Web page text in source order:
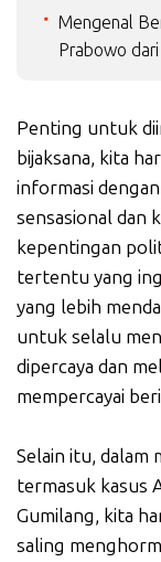
Mengenal
Prabowo
Penting untuk
bijaksana, kita
informasi
sensasional dan
kepentingan
tertentu yang
yang lebih
untuk selalu
dipercaya dan
mempercayai
Selain itu, dalam
termasuk kasus
Gumilang, kita
saling